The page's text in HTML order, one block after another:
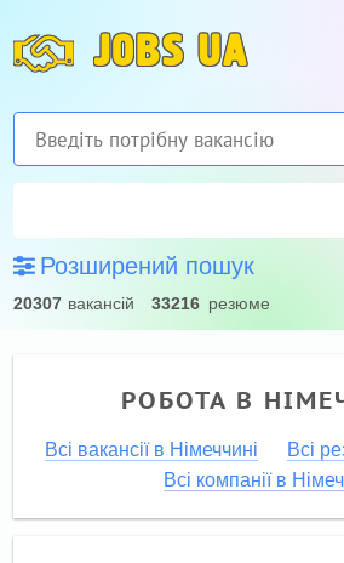
JOBS UA
Розширений пошук
20307 вакансій 33216 резюме
РОБОТА В
Всі вакансії в Німеччині
Всі
Всі компанії в